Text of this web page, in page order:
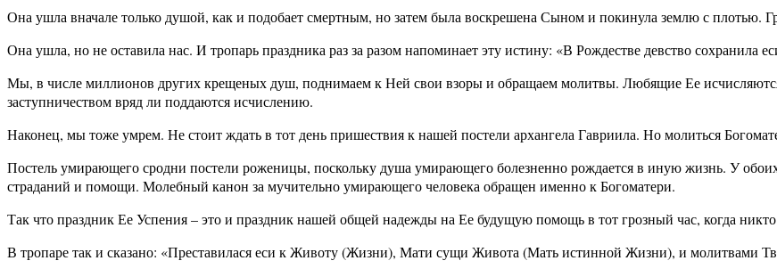
Она ушла вначале только душой, как и подобает смертным, но затем была воскрешена Сыном и покинула землю с плотью.
Она ушла, но не оставила нас. И тропарь праздника раз за разом напоминает эту истину: «В Рождестве девство сохранила
Мы, в числе миллионов других крещеных душ, поднимаем к Ней свои взоры и обращаем молитвы. Любящие Ее
заступничеством вряд ли поддаются исчислению.
Наконец, мы тоже умрем. Не стоит ждать в тот день пришествия к нашей постели архангела Гавриила. Но молиться
Постель умирающего сродни постели роженицы, поскольку душа умирающего болезненно рождается в иную жизнь. У
страданий и помощи. Молебный канон за мучительно умирающего человека обращен именно к Богоматери.
Так что праздник Ее Успения – это и праздник нашей общей надежды на Ее будущую помощь в тот грозный час, когда
В тропаре так и сказано: «Преставилася еси к Животу (Жизни), Мати сущи Живота (Мать истинной Жизни), и молитвами